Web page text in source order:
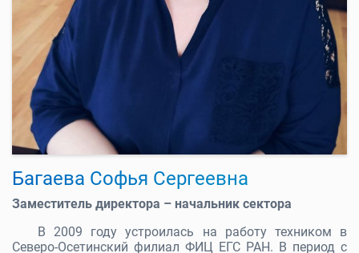
Багаева Софья Сергеевна
Заместитель директора – начальник сектора
В 2009 году устроилась на работу техником в
Северо-Осетинский филиал ФИЦ ЕГС РАН. В период с